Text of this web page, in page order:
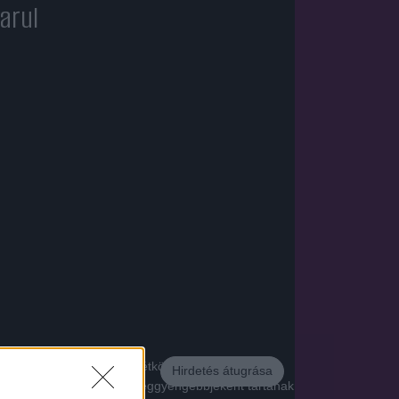
Hirdetés átugrása
elleni küzdelemhez a hétköznapi emberek
Vadász, akit a világ leggyengébbjeként tartanak